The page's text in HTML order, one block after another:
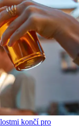
končí pro